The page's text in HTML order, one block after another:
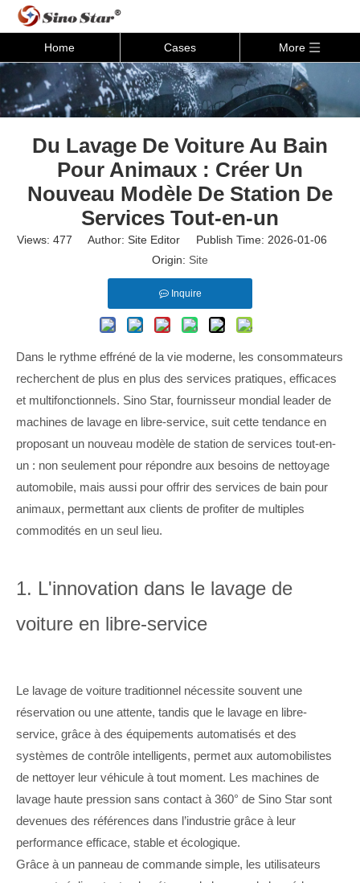
Home Cases More
Du Lavage De Voiture Au Bain
Pour Animaux : Créer Un
Nouveau Modèle De Station De
Services Tout-en-un
Views: 477 Author: Site Editor Publish Time: 2026-01-06
Origin: Site
Inquire
Dans le rythme effréné de la vie moderne, les consommateurs
recherchent de plus en plus des services pratiques, efficaces
et multifonctionnels. Sino Star, fournisseur mondial leader de
machines de lavage en libre-service, suit cette tendance en
proposant un nouveau modèle de station de services tout-en-
un : non seulement pour répondre aux besoins de nettoyage
automobile, mais aussi pour offrir des services de bain pour
animaux, permettant aux clients de profiter de multiples
commodités en un seul lieu.
1. L'innovation dans le lavage de
voiture en libre-service
Le lavage de voiture traditionnel nécessite souvent une
réservation ou une attente, tandis que le lavage en libre-
service, grâce à des équipements automatisés et des
systèmes de contrôle intelligents, permet aux automobilistes
de nettoyer leur véhicule à tout moment. Les machines de
lavage haute pression sans contact à 360° de Sino Star sont
devenues des références dans l’industrie grâce à leur
performance efficace, stable et écologique.
Grâce à un panneau de commande simple, les utilisateurs